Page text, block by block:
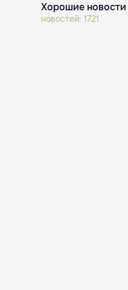
Хорошие новости
новостей: 1721